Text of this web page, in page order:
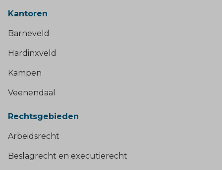
Kantoren
Barneveld
Hardinxveld
Kampen
Veenendaal
Rechtsgebieden
Arbeidsrecht
Beslagrecht en executierecht